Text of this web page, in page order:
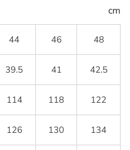
cm
44 46 48
39.5 41 42.5
114 118 122
126 130 134